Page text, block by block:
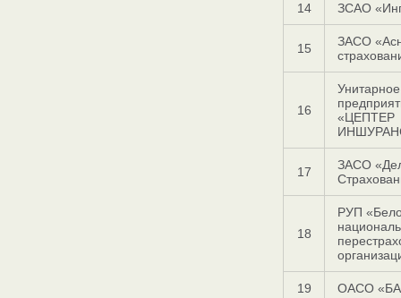
14 ЗСАО
15
ЗАСО
16
Унитарное
«ЦЕПТЕР
17
ЗАСО
18
РУП
19 ОАСО